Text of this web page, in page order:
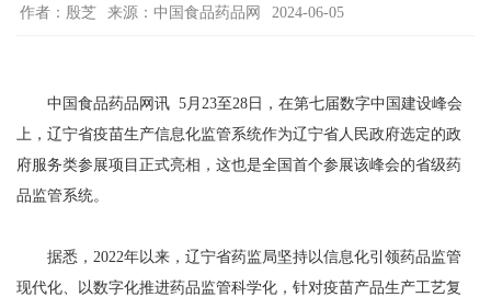
作者：殷芝 来源：中国食品药品网 2024-06-05
中国食品药品网讯 5月23至28日，在第七届数字中国建设峰会
上，辽宁省疫苗生产信息化监管系统作为辽宁省人民政府选定的政
府服务类参展项目正式亮相，这也是全国首个参展该峰会的省级药
品监管系统。
据悉，2022年以来，辽宁省药监局坚持以信息化引领药品监管
现代化、以数字化推进药品监管科学化，针对疫苗产品生产工艺复